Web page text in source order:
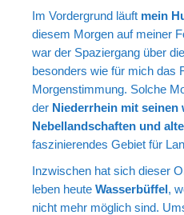
Im Vordergrund läuft mein
diesem Morgen auf meiner
war der Spaziergang über
besonders wie für mich das
Morgenstimmung. Solche
der Niederrhein mit seinen
Nebellandschaften und
faszinierendes Gebiet für
Inzwischen hat sich dieser
leben heute Wasserbüffel,
nicht mehr möglich sind.